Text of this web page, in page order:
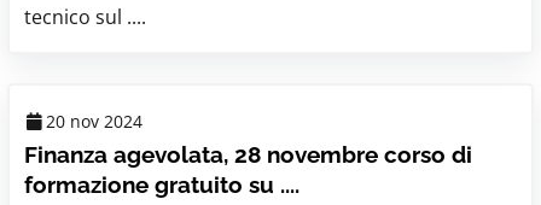
tecnico sul ....
20 nov 2024
Finanza agevolata, 28 novembre corso di
formazione gratuito su ....